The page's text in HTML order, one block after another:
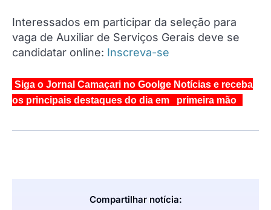
Interessados em participar da seleção para
vaga de Auxiliar de Serviços Gerais deve se
candidatar online: Inscreva-se
Siga o Jornal Camaçari no Goolge Notícias e receba
os principais destaques do dia em primeira mão
Compartilhar notícia: